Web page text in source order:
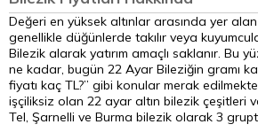
Değeri en yüksek altınlar arasında yer
genellikle düğünlerde takılır veya
Bilezik alarak yatırım amaçlı saklanır. Bu
ne kadar, bugün 22 Ayar Bileziğin gramı
fiyatı kaç TL?” gibi konular merak
işçiliksiz olan 22 ayar altın bilezik çeşitleri
Tel, Şarnelli ve Burma bilezik olarak 3